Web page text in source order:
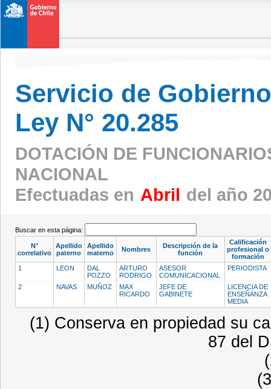
Servicio de
Ley N° 20.285
DOTACIÓN DE
NACIONAL
Efectuadas en Abril del año
Buscar en esta página:
N°
correlativo
Apellido
paterno
Apellido
materno
Nombres
Descripción de la
función
Calificación
profesional o
formación
1
LEON
DAL
POZZO
ARTURO
RODRIGO
ASESOR
COMUNICACIONAL
PERIODISTA
2 NAVAS MUÑOZ
MAX
RICARDO
JEFE DE
GABINETE
LICENCIA DE
ENSEÑANZA
MEDIA
(1) Conserva en propiedad su
87 del